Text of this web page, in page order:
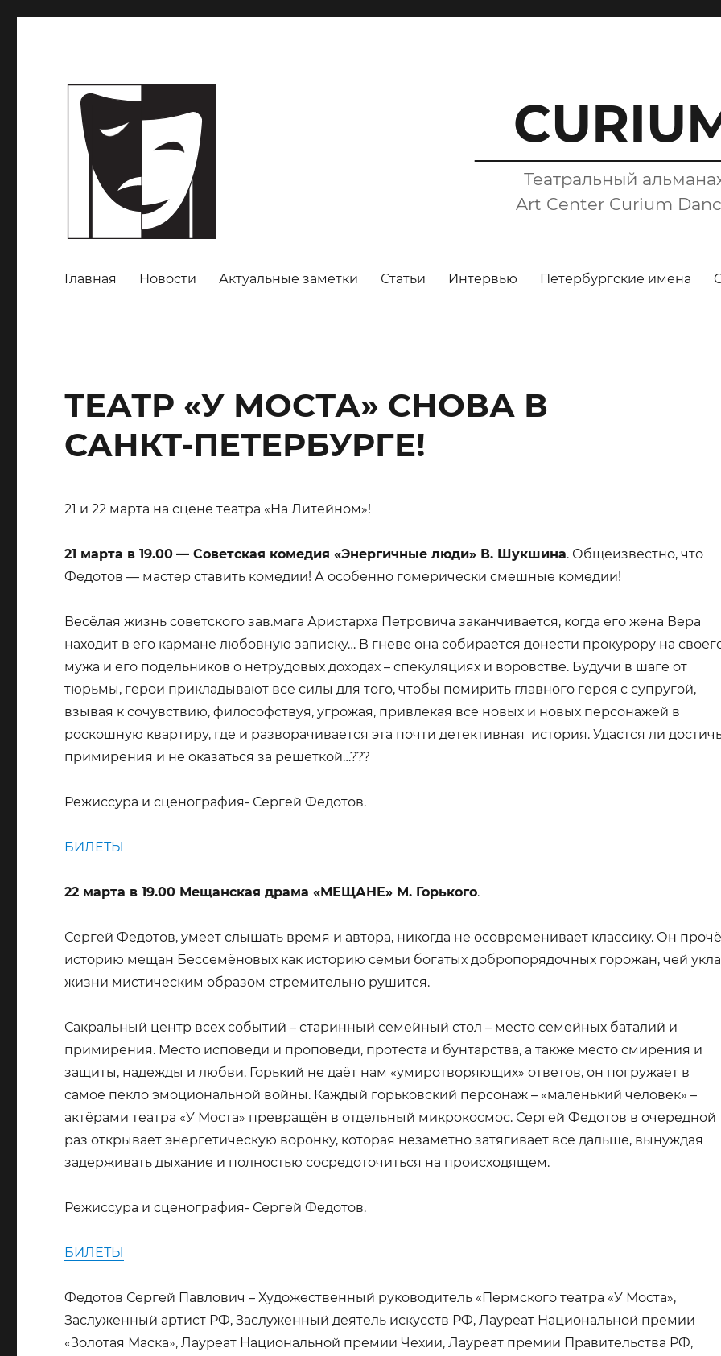
Театральный
Art Center Curium
Главная Новости Актуальные заметки Статьи Интервью Петербургские имена
ТЕАТР «У МОСТА» СНОВА В
САНКТ-ПЕТЕРБУРГЕ!
21 и 22 марта на сцене театра «На Литейном»!
21 марта в 19.00 — Советская комедия «Энергичные люди» В. Шукшина. Общеизвестно, что
Федотов — мастер ставить комедии! А особенно гомерически смешные комедии!
Весёлая жизнь советского зав.мага Аристарха Петровича заканчивается, когда его жена Вера
находит в его кармане любовную записку… В гневе она собирается донести прокурору на
мужа и его подельников о нетрудовых доходах – спекуляциях и воровстве. Будучи в шаге от
тюрьмы, герои прикладывают все силы для того, чтобы помирить главного героя с супругой,
взывая к сочувствию, философствуя, угрожая, привлекая всё новых и новых персонажей в
роскошную квартиру, где и разворачивается эта почти детективная история. Удастся ли
примирения и не оказаться за решёткой…???
Режиссура и сценография- Сергей Федотов.
БИЛЕТЫ
22 марта в 19.00 Мещанская драма «МЕЩАНЕ» М. Горького.
Сергей Федотов, умеет слышать время и автора, никогда не осовременивает классику. Он
историю мещан Бессемёновых как историю семьи богатых добропорядочных горожан, чей
жизни мистическим образом стремительно рушится.
Сакральный центр всех событий – старинный семейный стол – место семейных баталий и
примирения. Место исповеди и проповеди, протеста и бунтарства, а также место смирения и
защиты, надежды и любви. Горький не даёт нам «умиротворяющих» ответов, он погружает в
самое пекло эмоциональной войны. Каждый горьковский персонаж – «маленький человек» –
актёрами театра «У Моста» превращён в отдельный микрокосмос. Сергей Федотов в очередной
раз открывает энергетическую воронку, которая незаметно затягивает всё дальше, вынуждая
задерживать дыхание и полностью сосредоточиться на происходящем.
Режиссура и сценография- Сергей Федотов.
БИЛЕТЫ
Федотов Сергей Павлович – Художественный руководитель «Пермского театра «У Моста»,
Заслуженный артист РФ, Заслуженный деятель искусств РФ, Лауреат Национальной премии
«Золотая Маска», Лауреат Национальной премии Чехии, Лауреат премии Правительства РФ,